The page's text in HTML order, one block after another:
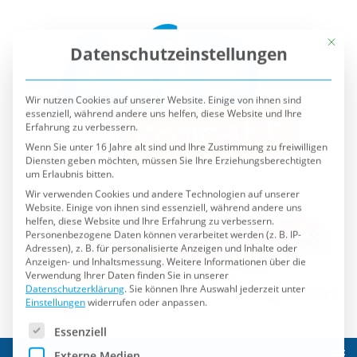
Wir nutzen Cookies auf unserer Website. Einige von ihnen sind
essenziell, während andere uns helfen, diese Website und Ihre
Erfahrung zu verbessern.
Wenn Sie unter 16 Jahre alt sind und Ihre Zustimmung zu freiwilligen
Diensten geben möchten, müssen Sie Ihre Erziehungsberechtigten
um Erlaubnis bitten.
Wir verwenden Cookies und andere Technologien auf unserer
Website. Einige von ihnen sind essenziell, während andere uns
helfen, diese Website und Ihre Erfahrung zu verbessern.
Personenbezogene Daten können verarbeitet werden (z. B. IP-
Adressen), z. B. für personalisierte Anzeigen und Inhalte oder
Anzeigen- und Inhaltsmessung.Weitere Informationen über die
Verwendung Ihrer Daten finden Sie in unserer
Datenschutzerklärung. Sie können Ihre Auswahl jederzeit unter
Einstellungenwiderrufen oder anpassen.
Es folgt eine Liste der Service-Gruppen, für die eine
Externe Medien